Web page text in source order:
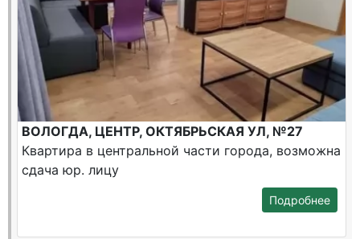
ВОЛОГДА, ЦЕНТР, ОКТЯБРЬСКАЯ УЛ, №27
Квартира в центральной части города, возможна
сдача юр. лицу
Подробнее